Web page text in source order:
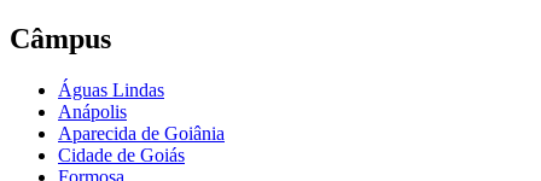
Câmpus
Águas Lindas
Anápolis
Aparecida de Goiânia
Cidade de Goiás